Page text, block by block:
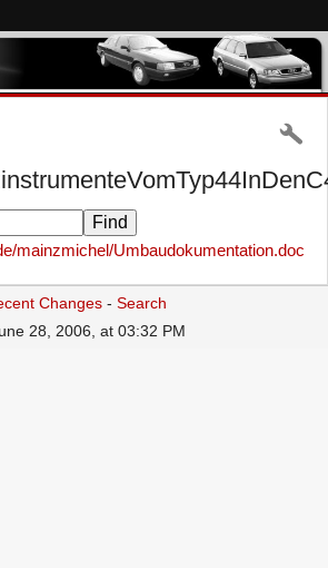
mainzmichel/Umbaudokumentation.doc
Changes - Search
28, 2006, at 03:32 PM